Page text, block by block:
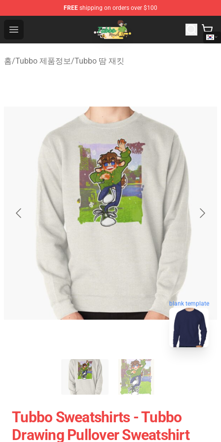
FREE shipping on orders over $100
Open menu
Tubbo Store - Official Tubbo Merchandise Shop
홈/Tubbo 제품정보/Tubbo 땀 재킷
blank template
Tubbo Sweatshirts - Tubbo
Drawing Pullover Sweatshirt